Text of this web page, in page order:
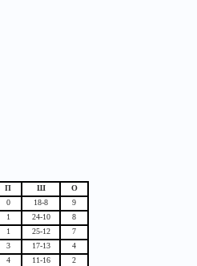
П Ш
О
0 18-8
9
1 24-10
8
1 25-12
7
3 17-13
4
4 11-16
2